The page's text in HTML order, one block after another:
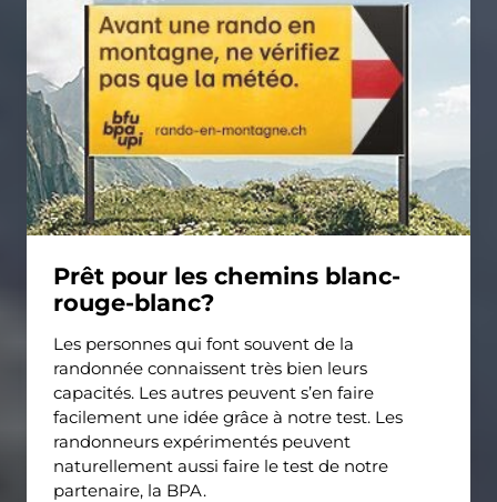
Prêt pour les chemins blanc-
rouge-blanc?
Les personnes qui font souvent de la
randonnée connaissent très bien leurs
capacités. Les autres peuvent s’en faire
facilement une idée grâce à notre test. Les
randonneurs expérimentés peuvent
naturellement aussi faire le test de notre
partenaire, la BPA.